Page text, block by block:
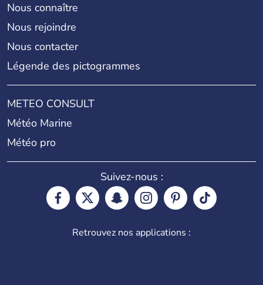
Nous connaître
Nous rejoindre
Nous contacter
Légende des pictogrammes
METEO CONSULT
Météo Marine
Météo pro
Suivez-nous :
Retrouvez nos applications :